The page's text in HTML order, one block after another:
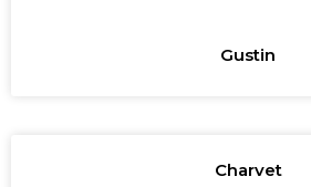
Gustin
Charvet